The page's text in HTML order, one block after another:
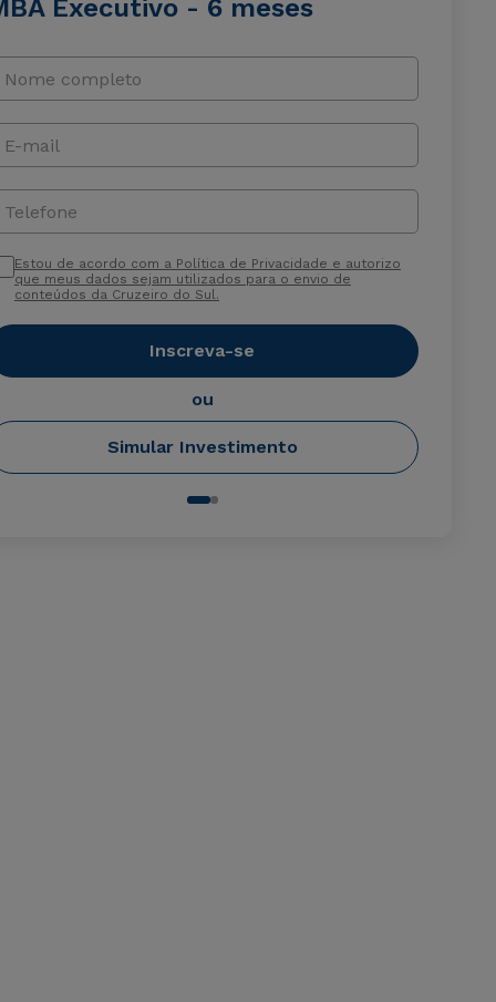
Executivo - 6 meses
Nome completo
E-mail
Telefone
Estou de acordo com a Política de Privacidade e autorizo
que meus dados sejam utilizados para o envio de
conteúdos da Cruzeiro do Sul.
Inscreva-se
ou
Simular Investimento